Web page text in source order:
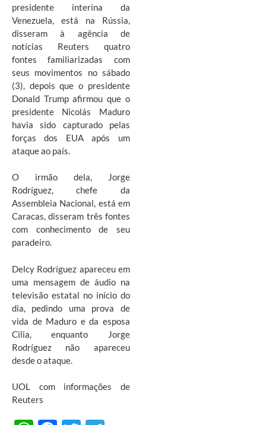
presidente interina da
Venezuela, está na Rússia,
disseram à agência de
notícias Reuters quatro
fontes familiarizadas com
seus movimentos no sábado
(3), depois que o presidente
Donald Trump afirmou que o
presidente Nicolás Maduro
havia sido capturado pelas
forças dos EUA após um
ataque ao país.
O irmão dela, Jorge
Rodríguez, chefe da
Assembleia Nacional, está em
Caracas, disseram três fontes
com conhecimento de seu
paradeiro.
Delcy Rodríguez apareceu em
uma mensagem de áudio na
televisão estatal no início do
dia, pedindo uma prova de
vida de Maduro e da esposa
Cilia, enquanto Jorge
Rodríguez não apareceu
desde o ataque.
UOL com informações de
Reuters